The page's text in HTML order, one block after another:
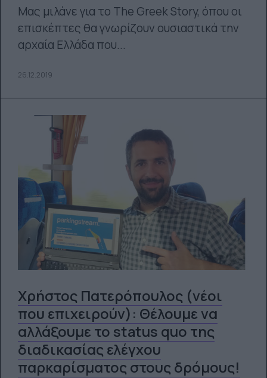
Μας μιλάνε για το The Greek Story, όπου οι
επισκέπτες θα γνωρίζουν ουσιαστικά την
αρχαία Ελλάδα που...
26.12.2019
Χρήστος Πατερόπουλος (νέοι
που επιχειρούν): Θέλουμε να
αλλάξουμε το status quo της
διαδικασίας ελέγχου
παρκαρίσματος στους δρόμους!